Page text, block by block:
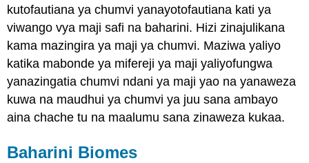
kutofautiana ya chumvi yanayotofautiana kati ya
viwango vya maji safi na baharini. Hizi zinajulikana
kama mazingira ya maji ya chumvi. Maziwa yaliyo
katika mabonde ya mifereji ya maji yaliyofungwa
yanazingatia chumvi ndani ya maji yao na yanaweza
kuwa na maudhui ya chumvi ya juu sana ambayo
aina chache tu na maalumu sana zinaweza kukaa.
Baharini Biomes